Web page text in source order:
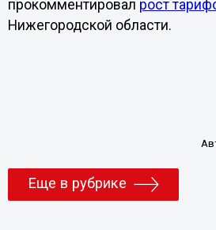
прокомментировал рост
Нижегородской области.
Еще в рубрике